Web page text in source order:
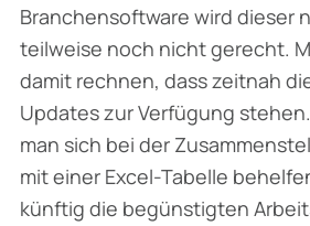
Branchensoftware wird dieser
teilweise noch nicht gerecht.
damit rechnen, dass zeitnah
Updates zur Verfügung
man sich bei der
mit einer Excel-Tabelle
künftig die begünstigten